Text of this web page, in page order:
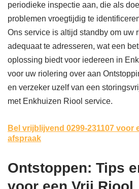
periodieke inspectie aan, die als
problemen vroegtijdig te
Ons service is altijd standby om uw
adequaat te adresseren, wat een
oplossing biedt voor iedereen in
voor uw riolering over aan
en verzeker uzelf van een
met Enkhuizen Riool service.
Bel vrijblijvend 0299-231107 voor
afspraak
Ontstoppen: Tips